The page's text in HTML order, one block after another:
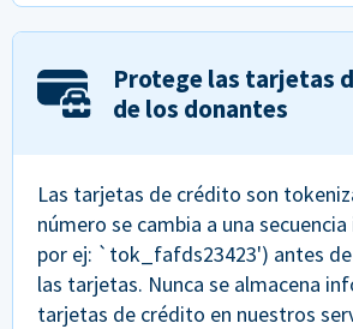
Protege las tarjetas
de los donantes
Las tarjetas de crédito son
número se cambia a una
por ej: `tok_fafds23423') antes de
las tarjetas. Nunca se almacena
tarjetas de crédito en nuestros